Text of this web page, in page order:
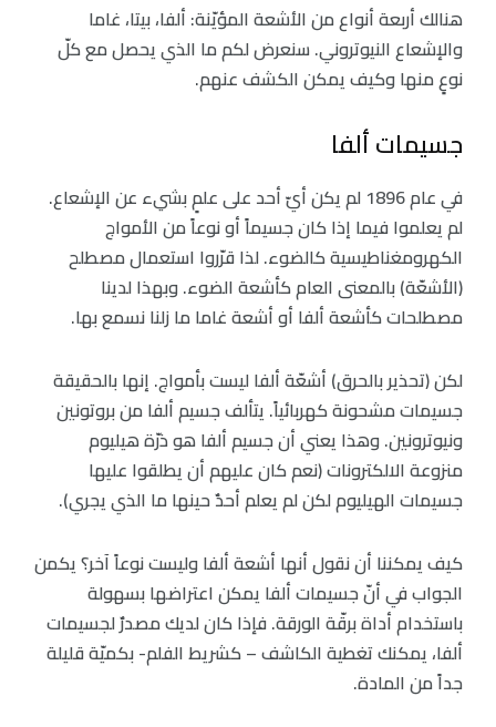
هنالك أربعة أنواع من الأشعة المؤيّنة: ألفا، بيتا، غاما
والإشعاع النيوتروني. سنعرض لكم ما الذي يحصل مع كلّ
نوعٍ منها وكيف يمكن الكشف عنهم.
جسيمات ألفا
في عام 1896 لم يكن أيّ أحد على علمٍ بشيء عن الإشعاع.
لم يعلموا فيما إذا كان جسيماً أو نوعاً من الأمواج
الكهرومغناطيسية كالضوء. لذا قرّروا استعمال مصطلح
(الأشعّة) بالمعنى العام كأشعة الضوء. وبهذا لدينا
مصطلحات كأشعة ألفا أو أشعة غاما ما زلنا نسمع بها.
لكن (تحذير بالحرق) أشعّة ألفا ليست بأمواج. إنها بالحقيقة
جسيمات مشحونة كهربائياً. يتألف جسيم ألفا من بروتونين
ونيوترونين. وهذا يعني أن جسيم ألفا هو ذرّة هيليوم
منزوعة الالكترونات (نعم كان عليهم أن يطلقوا عليها
جسيمات الهيليوم لكن لم يعلم أحدٌ حينها ما الذي يجري).
كيف يمكننا أن نقول أنها أشعة ألفا وليست نوعاً آخر؟ يكمن
الجواب في أنّ جسيمات ألفا يمكن اعتراضها بسهولة
باستخدام أداة برقّة الورقة. فإذا كان لديك مصدرٌ لجسيمات
ألفا، يمكنك تغطية الكاشف – كشريط الفلم- بكميّة قليلة
جداً من المادة.